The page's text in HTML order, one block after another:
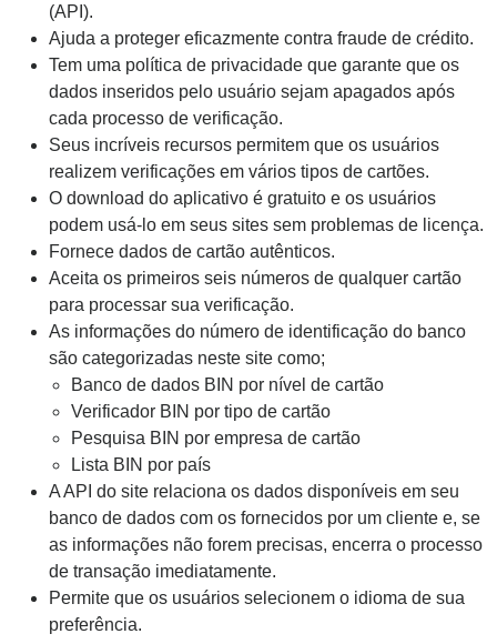
(API).
Ajuda a proteger eficazmente contra fraude de crédito.
Tem uma política de privacidade que garante que os
dados inseridos pelo usuário sejam apagados após
cada processo de verificação.
Seus incríveis recursos permitem que os usuários
realizem verificações em vários tipos de cartões.
O download do aplicativo é gratuito e os usuários
podem usá-lo em seus sites sem problemas de licença.
Fornece dados de cartão autênticos.
Aceita os primeiros seis números de qualquer cartão
para processar sua verificação.
As informações do número de identificação do banco
são categorizadas neste site como;
Banco de dados BIN por nível de cartão
Verificador BIN por tipo de cartão
Pesquisa BIN por empresa de cartão
Lista BIN por país
A API do site relaciona os dados disponíveis em seu
banco de dados com os fornecidos por um cliente e, se
as informações não forem precisas, encerra o processo
de transação imediatamente.
Permite que os usuários selecionem o idioma de sua
preferência.